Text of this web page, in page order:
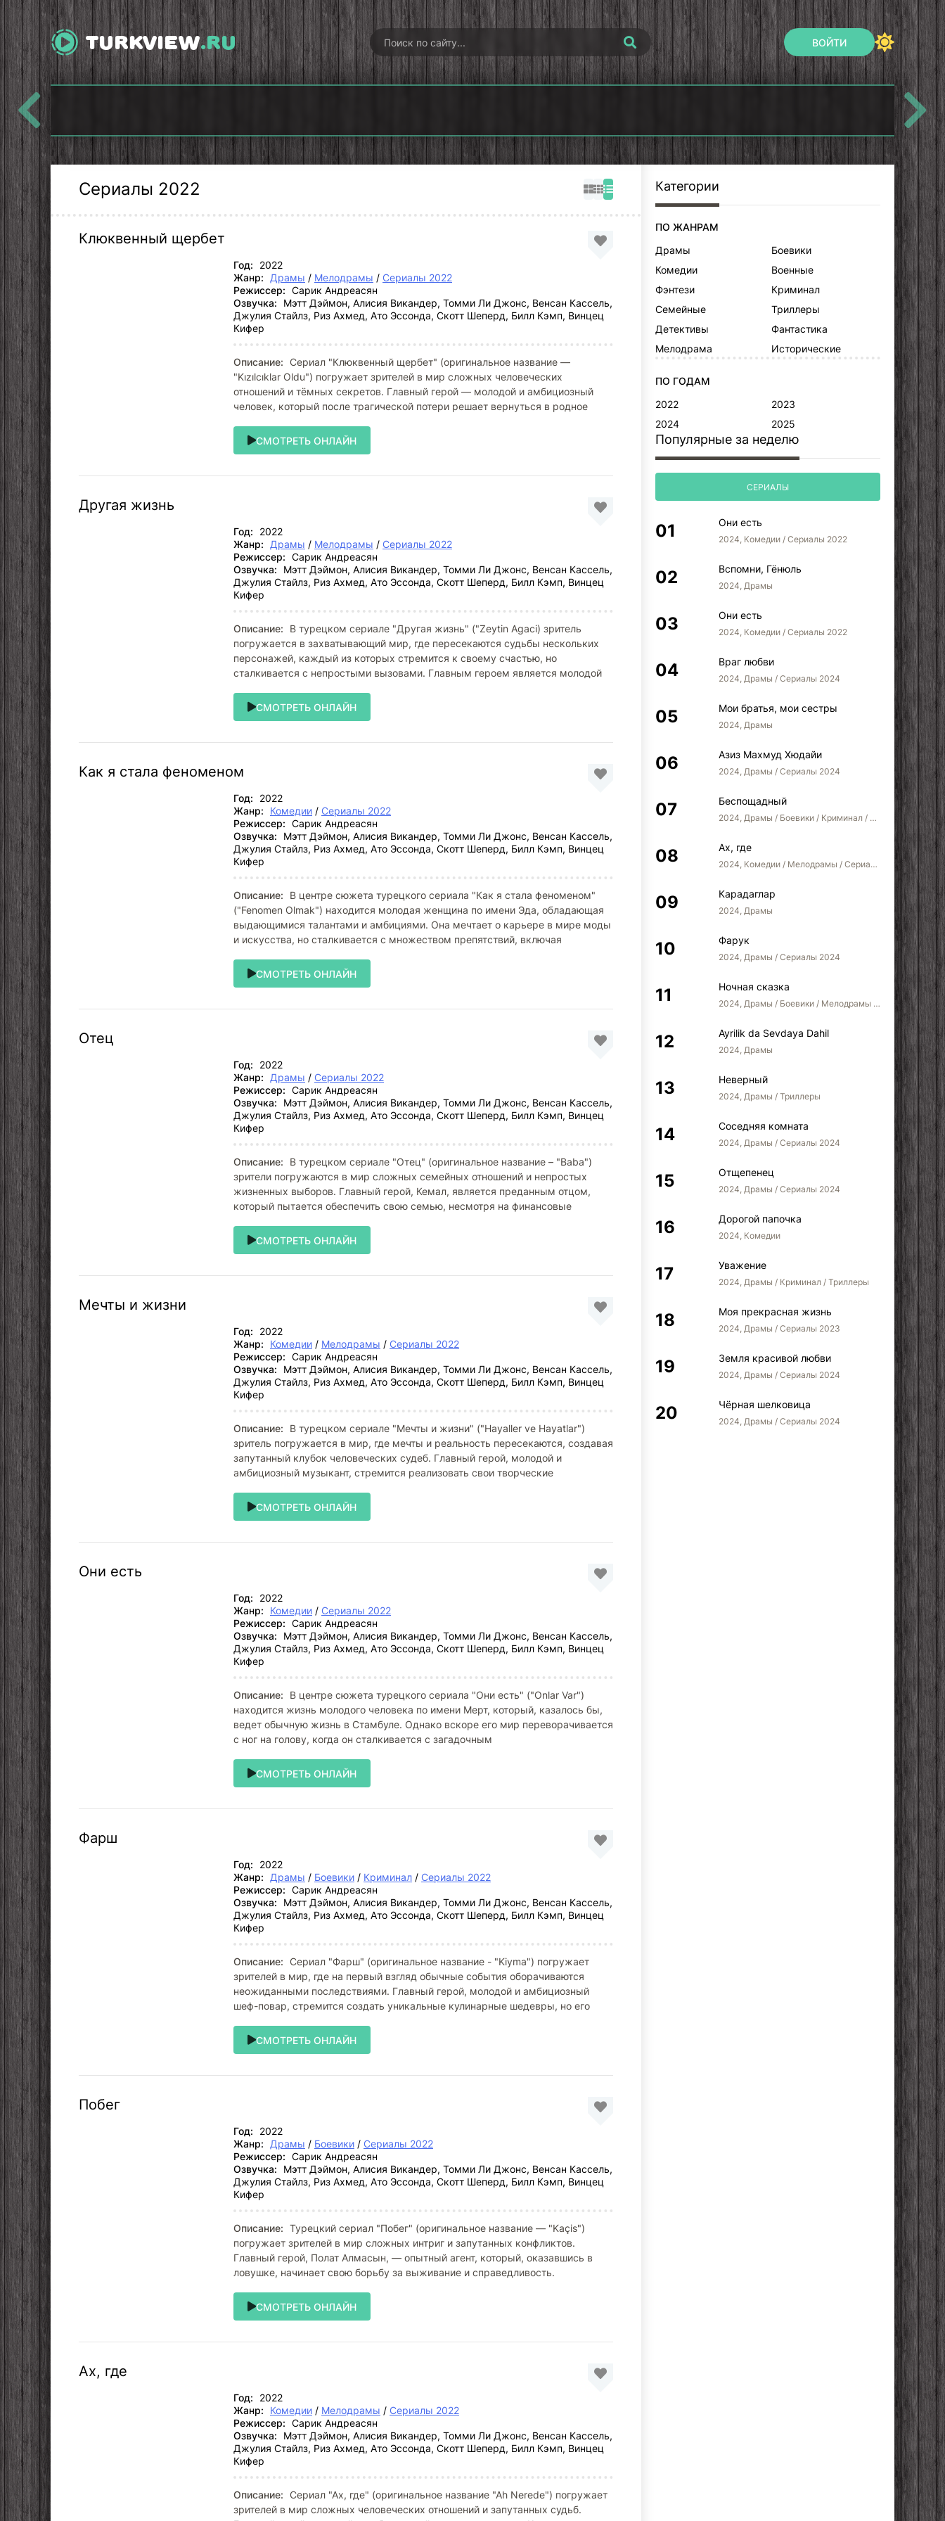
TURKVIEW.RU ВОЙТИ
Моя прекрасная
Мои братья, мои
Постучись в мою
Воскресший
Кто пришел кто
Сериалы 2022
Клюквенный щербет
Год:
2022
Жанр:
Драмы / Мелодрамы / Сериалы 2022
Режиссер: Сарик Андреасян
Озвучка:
Мэтт Дэймон, Алисия Викандер, Томми Ли Джонс, Венсан Кассель,
Джулия Стайлз, Риз Ахмед, Ато Эссонда, Скотт Шеперд, Билл Кэмп, Винцец
Кифер
Описание: Сериал "Клюквенный щербет" (оригинальное название —
"Kızılcıklar Oldu") погружает зрителей в мир сложных человеческих
отношений и тёмных секретов. Главный герой — молодой и амбициозный
человек, который после трагической потери решает вернуться в родное
СМОТРЕТЬ ОНЛАЙН
Другая жизнь
Год:
2022
Жанр:
Драмы / Мелодрамы / Сериалы 2022
Режиссер: Сарик Андреасян
Озвучка:
Мэтт Дэймон, Алисия Викандер, Томми Ли Джонс, Венсан Кассель,
Джулия Стайлз, Риз Ахмед, Ато Эссонда, Скотт Шеперд, Билл Кэмп, Винцец
Кифер
Описание:
В турецком сериале "Другая жизнь" ("Zeytin Agaci) зритель
погружается в захватывающий мир, где пересекаются судьбы нескольких
персонажей, каждый из которых стремится к своему счастью, но
сталкивается с непростыми вызовами. Главным героем является молодой
СМОТРЕТЬ ОНЛАЙН
Как я стала феноменом
Год:
2022
Жанр:
Комедии / Сериалы 2022
Режиссер: Сарик Андреасян
Озвучка:
Мэтт Дэймон, Алисия Викандер, Томми Ли Джонс, Венсан Кассель,
Джулия Стайлз, Риз Ахмед, Ато Эссонда, Скотт Шеперд, Билл Кэмп, Винцец
Кифер
Описание:
В центре сюжета турецкого сериала "Как я стала феноменом"
("Fenomen Olmak") находится молодая женщина по имени Эда, обладающая
выдающимися талантами и амбициями. Она мечтает о карьере в мире моды
и искусства, но сталкивается с множеством препятствий, включая
СМОТРЕТЬ ОНЛАЙН
Отец
Год:
2022
Жанр:
Драмы / Сериалы 2022
Режиссер: Сарик Андреасян
Озвучка:
Мэтт Дэймон, Алисия Викандер, Томми Ли Джонс, Венсан Кассель,
Джулия Стайлз, Риз Ахмед, Ато Эссонда, Скотт Шеперд, Билл Кэмп, Винцец
Кифер
Описание:
В турецком сериале "Отец" (оригинальное название – "Baba")
зрители погружаются в мир сложных семейных отношений и непростых
жизненных выборов. Главный герой, Кемал, является преданным отцом,
который пытается обеспечить свою семью, несмотря на финансовые
СМОТРЕТЬ ОНЛАЙН
Мечты и жизни
Год:
2022
Жанр:
Комедии / Мелодрамы / Сериалы 2022
Режиссер: Сарик Андреасян
Озвучка:
Мэтт Дэймон, Алисия Викандер, Томми Ли Джонс, Венсан Кассель,
Джулия Стайлз, Риз Ахмед, Ато Эссонда, Скотт Шеперд, Билл Кэмп, Винцец
Кифер
Описание:
В турецком сериале "Мечты и жизни" ("Hayaller ve Hayatlar")
зритель погружается в мир, где мечты и реальность пересекаются, создавая
запутанный клубок человеческих судеб. Главный герой, молодой и
амбициозный музыкант, стремится реализовать свои творческие
СМОТРЕТЬ ОНЛАЙН
Они есть
Год:
2022
Жанр:
Комедии / Сериалы 2022
Режиссер: Сарик Андреасян
Озвучка:
Мэтт Дэймон, Алисия Викандер, Томми Ли Джонс, Венсан Кассель,
Джулия Стайлз, Риз Ахмед, Ато Эссонда, Скотт Шеперд, Билл Кэмп, Винцец
Кифер
Описание:
В центре сюжета турецкого сериала "Они есть" ("Onlar Var")
находится жизнь молодого человека по имени Мерт, который, казалось бы,
ведет обычную жизнь в Стамбуле. Однако вскоре его мир переворачивается
с ног на голову, когда он сталкивается с загадочным
СМОТРЕТЬ ОНЛАЙН
Фарш
Год:
2022
Жанр:
Драмы / Боевики / Криминал / Сериалы 2022
Режиссер: Сарик Андреасян
Озвучка:
Мэтт Дэймон, Алисия Викандер, Томми Ли Джонс, Венсан Кассель,
Джулия Стайлз, Риз Ахмед, Ато Эссонда, Скотт Шеперд, Билл Кэмп, Винцец
Кифер
Описание: Сериал "Фарш" (оригинальное название - "Kiyma") погружает
зрителей в мир, где на первый взгляд обычные события оборачиваются
неожиданными последствиями. Главный герой, молодой и амбициозный
шеф-повар, стремится создать уникальные кулинарные шедевры, но его
СМОТРЕТЬ ОНЛАЙН
Побег
Год:
2022
Жанр:
Драмы / Боевики / Сериалы 2022
Режиссер: Сарик Андреасян
Озвучка:
Мэтт Дэймон, Алисия Викандер, Томми Ли Джонс, Венсан Кассель,
Джулия Стайлз, Риз Ахмед, Ато Эссонда, Скотт Шеперд, Билл Кэмп, Винцец
Кифер
Описание: Турецкий сериал "Побег" (оригинальное название — "Kaçis")
погружает зрителей в мир сложных интриг и запутанных конфликтов.
Главный герой, Полат Алмасын, — опытный агент, который, оказавшись в
ловушке, начинает свою борьбу за выживание и справедливость.
СМОТРЕТЬ ОНЛАЙН
Ах, где
Год:
2022
Жанр:
Комедии / Мелодрамы / Сериалы 2022
Режиссер: Сарик Андреасян
Озвучка:
Мэтт Дэймон, Алисия Викандер, Томми Ли Джонс, Венсан Кассель,
Джулия Стайлз, Риз Ахмед, Ато Эссонда, Скотт Шеперд, Билл Кэмп, Винцец
Кифер
Описание: Сериал "Ах, где" (оригинальное название "Ah Nerede") погружает
зрителей в мир сложных человеческих отношений и запутанных судьб.
Категории
ПО ЖАНРАМ
Драмы
Боевики
Комедии
Военные
Фэнтези
Криминал
Семейные
Триллеры
Детективы
Фантастика
Мелодрама
Исторические
ПО ГОДАМ
2022
2023
2024
2025
Популярные за неделю
СЕРИАЛЫ
Они есть
2024, Комедии / Сериалы 2022
Вспомни, Гёнюль
2024, Драмы
Они есть
2024, Комедии / Сериалы 2022
Враг любви
2024, Драмы / Сериалы 2024
Мои братья, мои сестры
2024, Драмы
Азиз Махмуд Хюдайи
2024, Драмы / Сериалы 2024
Беспощадный
2024, Драмы / Боевики / Криминал / Сериалы 2024
Ах, где
2024, Комедии / Мелодрамы / Сериалы 2022
Карадаглар
2024, Драмы
Фарук
2024, Драмы / Сериалы 2024
Ночная сказка
2024, Драмы / Боевики / Мелодрамы / Сериалы 2024
Ayrilik da Sevdaya Dahil
2024, Драмы
Неверный
2024, Драмы / Триллеры
Соседняя комната
2024, Драмы / Сериалы 2024
Отщепенец
2024, Драмы / Сериалы 2024
Дорогой папочка
2024, Комедии
Уважение
2024, Драмы / Криминал / Триллеры
Моя прекрасная жизнь
2024, Драмы / Сериалы 2023
Земля красивой любви
2024, Драмы / Сериалы 2024
Чёрная шелковица
2024, Драмы / Сериалы 2024